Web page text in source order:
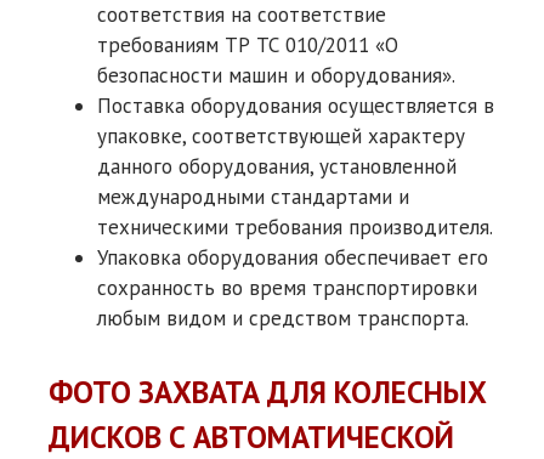
соответствия на соответствие
требованиям ТР ТС 010/2011 «О
безопасности машин и оборудования».
Поставка оборудования осуществляется в
упаковке, соответствующей характеру
данного оборудования, установленной
международными стандартами и
техническими требования производителя.
Упаковка оборудования обеспечивает его
сохранность во время транспортировки
любым видом и средством транспорта.
ФОТО ЗАХВАТА ДЛЯ КОЛЕСНЫХ
ДИСКОВ С АВТОМАТИЧЕСКОЙ